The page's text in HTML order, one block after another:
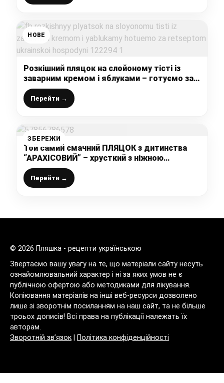
НОВЕ
Розкішний пляцок на слойоному тісті із
заварним кремом і яблуками – готуємо за
рецептом української господині
Перейти →
ЗБЕРЕЖИ
Той самий смачний ПЛЯЦОК з дитинства
“АРАХІСОВИЙ” – хрусткий з ніжною
розсипчастою структурою та горіхово-
карамельним смаком
Перейти →
© 2026 Пляшка - рецепти українською
Звертаємо вашу увагу на те, що матеріали сайту несуть
ознайомлювальний характер і ні за яких умов не є
публічною офертою або методиками для лікування.
Копіювання матеріалів на інші веб-ресурси дозволено
лише зі зворотнім посиланням на наш сайт, та не більше
троьох дописів! Всі права на публікації належать їх
авторам.
Зворотній зв’язок
Політика конфіденційності